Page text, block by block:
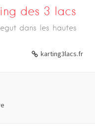
des 3 lacs
dans les hautes
karting3lacs.fr